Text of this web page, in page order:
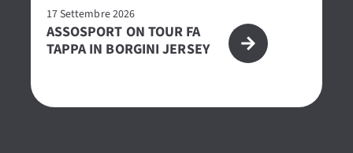
17 Settembre 2026
ASSOSPORT ON TOUR FA
TAPPA IN BORGINI JERSEY